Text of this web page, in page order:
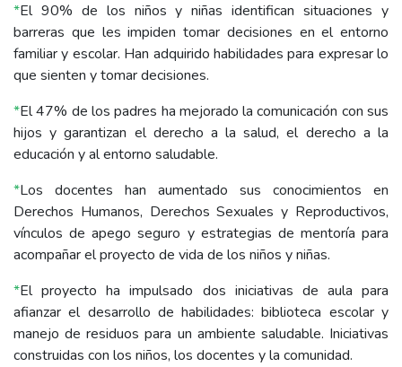
*El 90% de los niños y niñas identifican situaciones y
barreras que les impiden tomar decisiones en el entorno
familiar y escolar. Han adquirido habilidades para expresar lo
que sienten y tomar decisiones.
*El 47% de los padres ha mejorado la comunicación con sus
hijos y garantizan el derecho a la salud, el derecho a la
educación y al entorno saludable.
*Los docentes han aumentado sus conocimientos en
Derechos Humanos, Derechos Sexuales y Reproductivos,
vínculos de apego seguro y estrategias de mentoría para
acompañar el proyecto de vida de los niños y niñas.
*El proyecto ha impulsado dos iniciativas de aula para
afianzar el desarrollo de habilidades: biblioteca escolar y
manejo de residuos para un ambiente saludable. Iniciativas
construidas con los niños, los docentes y la comunidad.